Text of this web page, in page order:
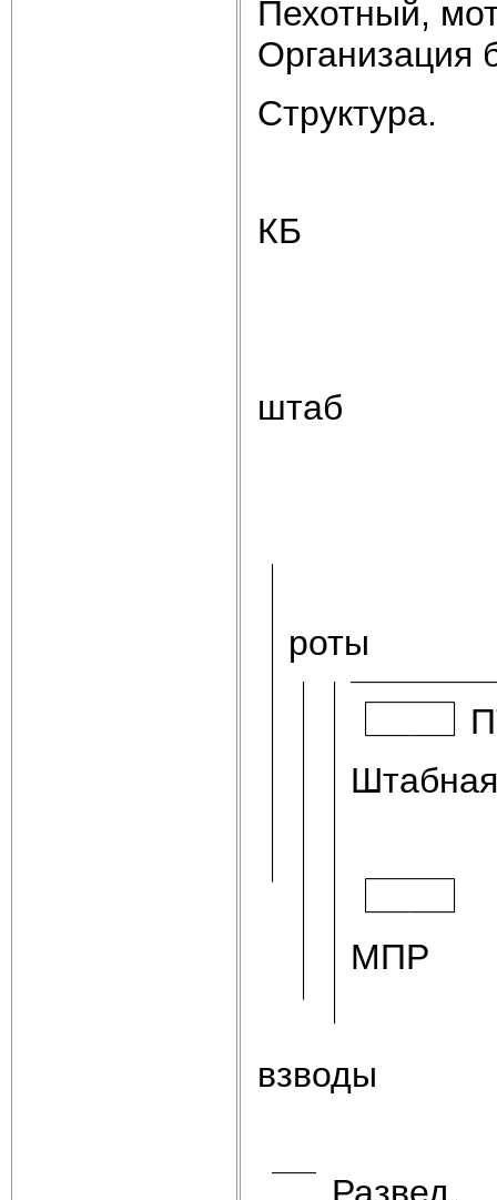
Пехотный,
Организация
Структура.
КБ
штаб
роты
МПР
взводы
Развед.